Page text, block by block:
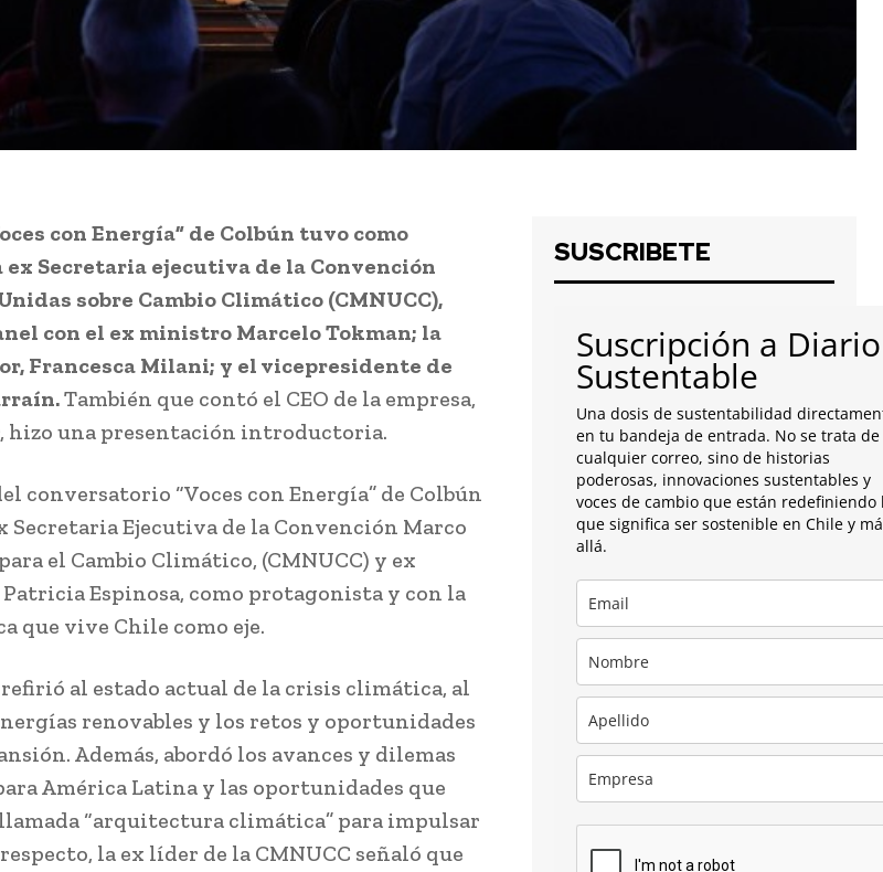
con Energía” de Colbún tuvo como
Secretaria ejecutiva de la Convención
sobre Cambio Climático (CMNUCC),
con el ex ministro Marcelo Tokman; la
Francesca Milani; y el vicepresidente de
También que contó el CEO de la empresa,
hizo una presentación introductoria.
conversatorio “Voces con Energía” de Colbún
Secretaria Ejecutiva de la Convención Marco
el Cambio Climático, (CMNUCC) y ex
Espinosa, como protagonista y con la
que vive Chile como eje.
al estado actual de la crisis climática, al
renovables y los retos y oportunidades
Además, abordó los avances y dilemas
América Latina y las oportunidades que
“arquitectura climática” para impulsar
la ex líder de la CMNUCC señaló que
SUSCRIBETE
Suscripción a Diario
Sustentable
Una dosis de sustentabilidad
en tu bandeja de entrada. No se trata de
cualquier correo, sino de historias
poderosas, innovaciones sustentables y
voces de cambio que están redefiniendo
que significa ser sostenible en Chile y
allá.